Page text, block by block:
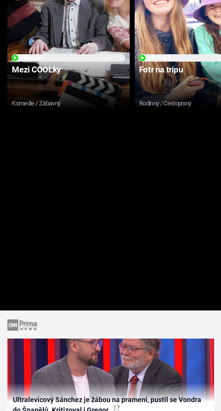
Mezi COOLky
Komedie / Zábavný
Fotr na tripu
Rodinný / Cestopisný
Ultralevicový Sánchez je žábou na prameni, pustil se Vondra